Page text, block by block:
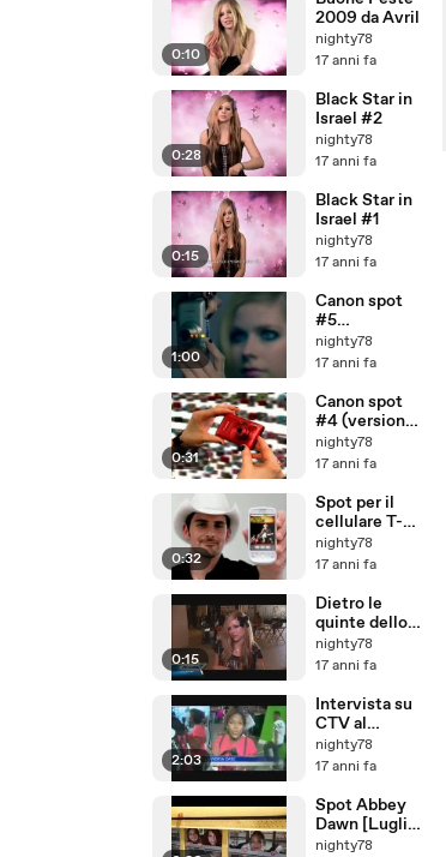
0:10
2009 da Avril
nighty78
17 anni fa
0:28
Black Star in
Israel #2
nighty78
17 anni fa
0:15
Black Star in
Israel #1
nighty78
17 anni fa
1:00
Canon spot
#5
(Singapore)
nighty78
17 anni fa
0:31
Canon spot
#4 (versione
natalizia)
nighty78
17 anni fa
0:32
Spot per il
cellulare T-
Mobile
myTouch 3G
nighty78
17 anni fa
0:15
Dietro le
quinte dello
spot per il
nuovo T-
myTouch 3G
nighty78
17 anni fa
2:03
Intervista su
CTV al
negozio
Boathouse
nighty78
17 anni fa
Spot Abbey
Dawn [Luglio
2009]
nighty78